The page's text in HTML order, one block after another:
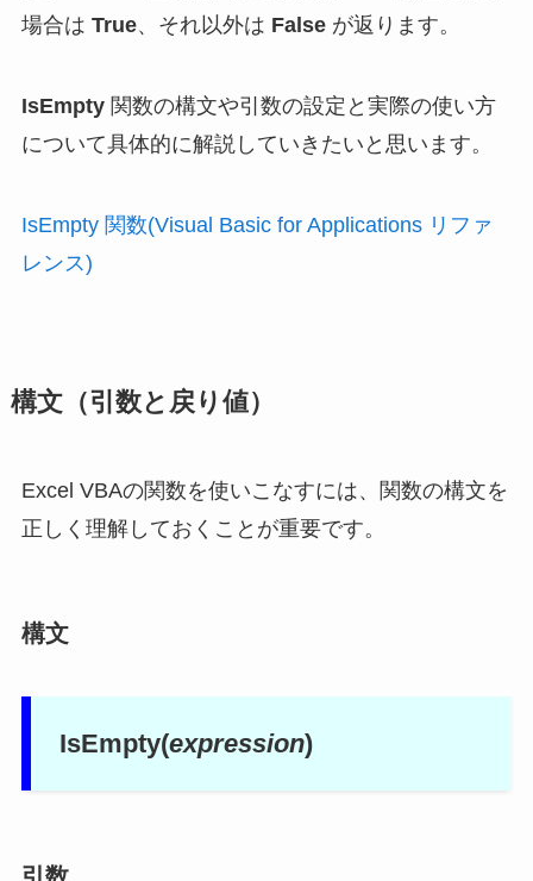
場合は True、それ以外は Falseが返ります。
IsEmpty関数の構文や引数の設定と実際の使い方
について具体的に解説していきたいと思います。
IsEmpty 関数(Visual Basic for Applications リファ
レンス)
構文（引数と戻り値）
Excel VBAの関数を使いこなすには、関数の構文を
正しく理解しておくことが重要です。
構文
IsEmpty(expression)